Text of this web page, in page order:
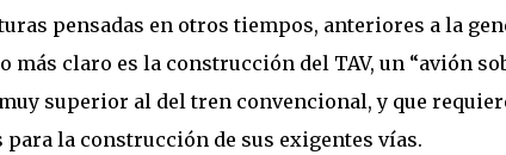
pensadas en otros tiempos, anteriores a la
más claro es la construcción del TAV, un “avión
superior al del tren convencional, y que
para la construcción de sus exigentes vías.